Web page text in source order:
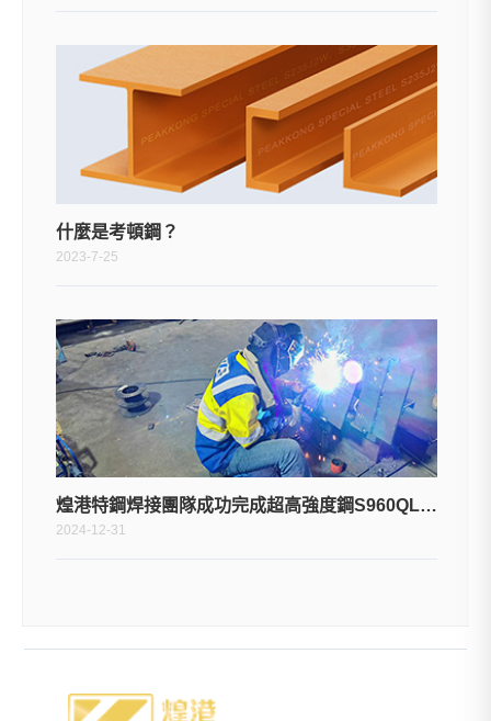
什麼是考頓鋼？
2023-7-25
煌港特鋼焊接團隊成功完成超高強度鋼S960QL PF焊接和PC焊接工藝考試
2024-12-31